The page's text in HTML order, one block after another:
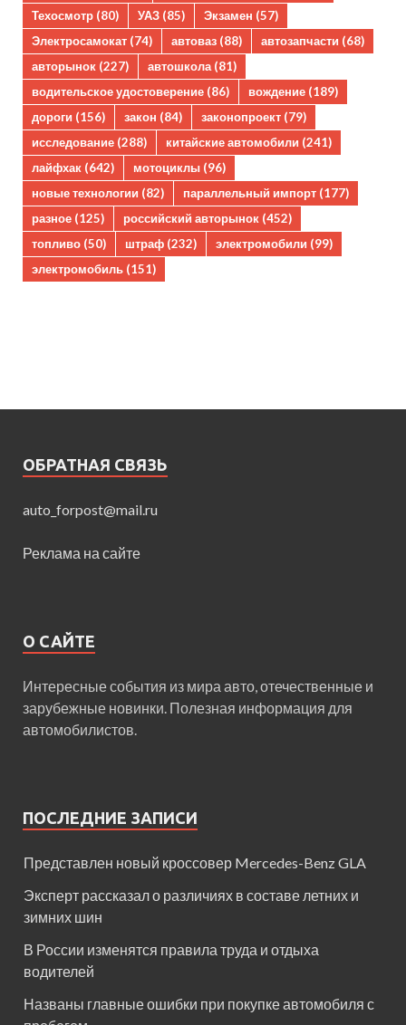
Техосмотр (80) УАЗ (85) Экзамен (57)
Электросамокат (74) автоваз (88) автозапчасти (68)
авторынок (227) автошкола(81)
водительское удостоверение (86) вождение (189)
дороги (156) закон (84) законопроект (79)
исследование (288) китайские автомобили (241)
лайфхак (642) мотоциклы (96)
новые технологии (82) параллельный импорт (177)
разное (125) российский авторынок (452)
топливо (50) штраф (232) электромобили (99)
электромобиль (151)
ОБРАТНАЯ СВЯЗЬ
auto_forpost@mail.ru
Реклама на сайте
О САЙТЕ
Интересные события из мира авто, отечественные и
зарубежные новинки. Полезная информация для
автомобилистов.
ПОСЛЕДНИЕ ЗАПИСИ
Представлен новый кроссовер Mercedes-Benz GLA
Эксперт рассказал о различиях в составе летних и
зимних шин
В России изменятся правила труда и отдыха
водителей
Названы главные ошибки при покупке автомобиля с